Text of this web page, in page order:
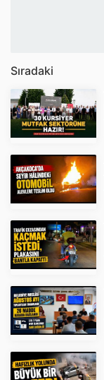
Sıradaki